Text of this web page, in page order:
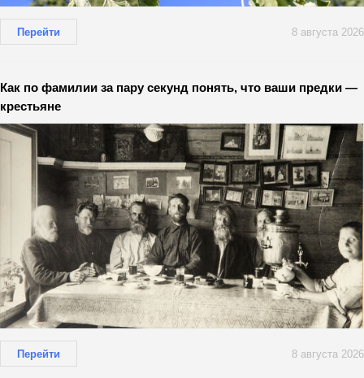
Перейти 8 августа 2026
Как по фамилии за пару секунд понять, что ваши предки —
крестьяне
Перейти 8 августа 2026